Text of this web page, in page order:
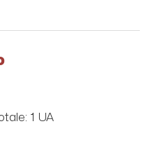
1 UA